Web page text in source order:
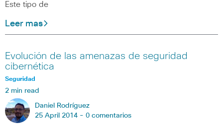
Este tipo de
Leer mas
Evolución de las amenazas de seguridad
cibernética
Seguridad
2 min read
Daniel Rodríguez
25 April 2014 - 0 comentarios